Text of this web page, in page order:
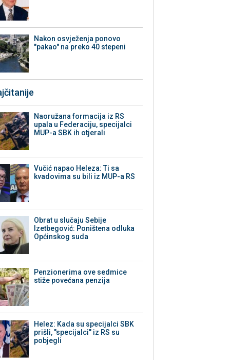
Nakon osvježenja ponovo
"pakao" na preko 40 stepeni
Naoružana formacija iz RS
upala u Federaciju, specijalci
MUP-a SBK ih otjerali
Vučić napao Heleza: Ti sa
kvadovima su bili iz MUP-a RS
Obrat u slučaju Sebije
Izetbegović: Poništena odluka
Općinskog suda
Penzionerima ove sedmice
stiže povećana penzija
Helez: Kada su specijalci SBK
prišli, "specijalci" iz RS su
pobjegli